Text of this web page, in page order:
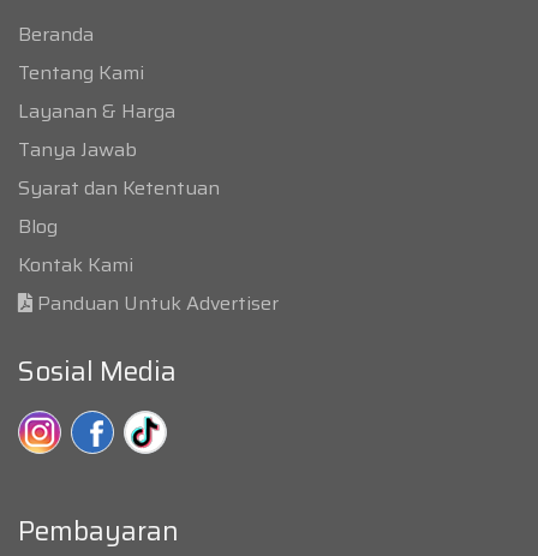
Beranda
Tentang Kami
Layanan & Harga
Tanya Jawab
Syarat dan Ketentuan
Blog
Kontak Kami
Panduan Untuk Advertiser
Sosial Media
Pembayaran